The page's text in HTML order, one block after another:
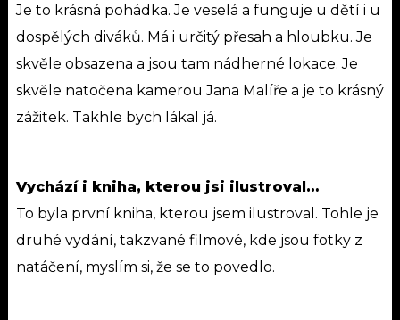
Je to krásná pohádka. Je veselá a funguje u dětí i u
dospělých diváků. Má i určitý přesah a hloubku. Je
skvěle obsazena a jsou tam nádherné lokace. Je
skvěle natočena kamerou Jana Malíře a je to krásný
zážitek. Takhle bych lákal já.
Vychází i kniha, kterou jsi ilustroval…
To byla první kniha, kterou jsem ilustroval. Tohle je
druhé vydání, takzvané filmové, kde jsou fotky z
natáčení, myslím si, že se to povedlo.